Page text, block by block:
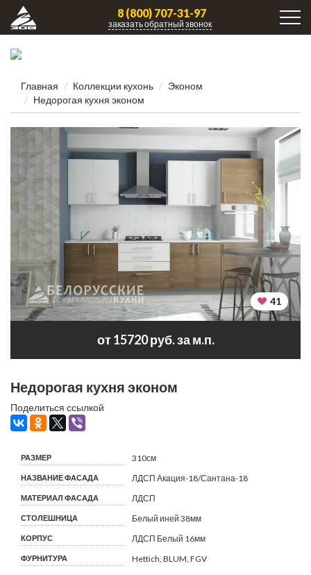
8 (800) 707-31-97
заказать обратный звонок
Главная Коллекции кухонь
Эконом
Недорогая кухня эконом
41
от 15720 руб. за м.п.
Недорогая кухня эконом
Поделиться ссылкой
РАЗМЕР 310см
НАЗВАНИЕ ФАСАДА ЛДСП Акация-18/Сантана-18
МАТЕРИАЛ ФАСАДА ЛДСП
СТОЛЕШНИЦА Белый иней 38мм
КОРПУС ЛДСП Белый 16мм
ФУРНИТУРА Hettich, BLUM, FGV